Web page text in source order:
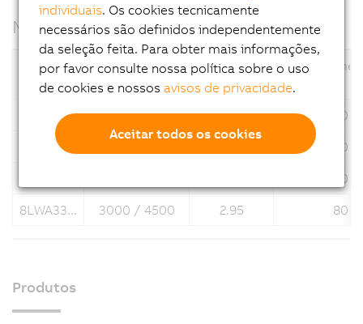
Motor data
Motors
Nominal speed
n N[rpm]
Stall torque
M0 [Nm]
Flange
8LWA13... 4500 0.36
40
8LWA22...
60
60
8LWA33...
3000 / 4500 2.95 80 x
Produtos
individuais. Os cookies tecnicamente
necessários são definidos independentemente
da seleção feita. Para obter mais informações,
por favor consulte nossa política sobre o uso
de cookies e nossosavisos de privacidade.
Aceitar todos os cookies